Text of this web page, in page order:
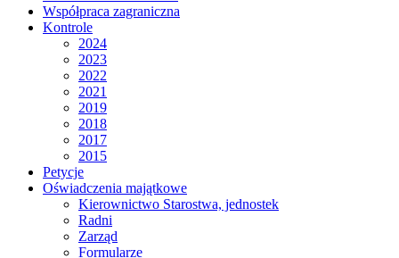
Współpraca zagraniczna
Kontrole
2024
2023
2022
2021
2019
2018
2017
2015
Petycje
Oświadczenia majątkowe
Kierownictwo Starostwa, jednostek
Radni
Zarząd
Formularze